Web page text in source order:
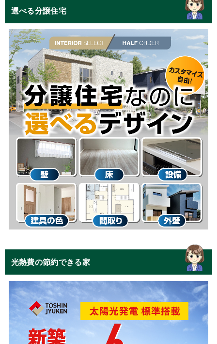
選べる分譲住宅
光熱費の節約できる家